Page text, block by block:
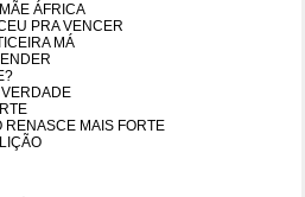
ÁFRICA
PRA VENCER
MÁ
RENASCE MAIS FORTE